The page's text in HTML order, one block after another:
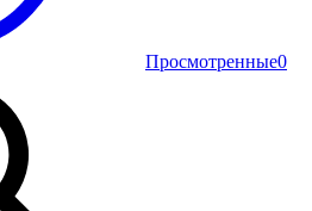
Просмотренные0